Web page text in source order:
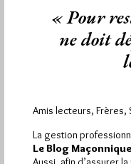
Silberman et La Nouvelle
troisième titre…
Hier jeudi 6 août
2 608 pagesont
« Pour
ne doit
Amis lecteurs,
La gestion
Le Blog Maçonnique